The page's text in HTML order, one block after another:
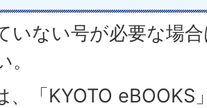
いない号が必要な場
、「KYOTO eBOOKS